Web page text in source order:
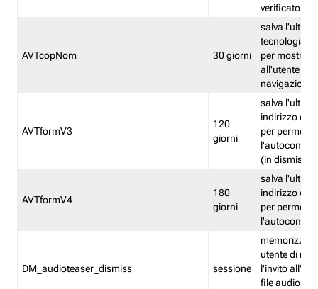
verificato
AVTcopNom 30 giorni
salva l'ultima
tecnologia
per
all'utente
navigazione
AVTformV3
120
giorni
salva l'ultimo
indirizzo di
per
(in
AVTformV4
180
giorni
salva l'ultimo
indirizzo di
per
DM_audioteaser_dismiss sessione
memorizza
utente di
l'invito
file audio del